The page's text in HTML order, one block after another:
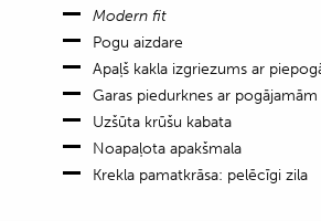
Modern fit
Pogu aizdare
Apaļš kakla izgriezums ar
Garas piedurknes ar
Uzšūta krūšu kabata
Noapaļota apakšmala
Krekla pamatkrāsa: pelēcīgi zila